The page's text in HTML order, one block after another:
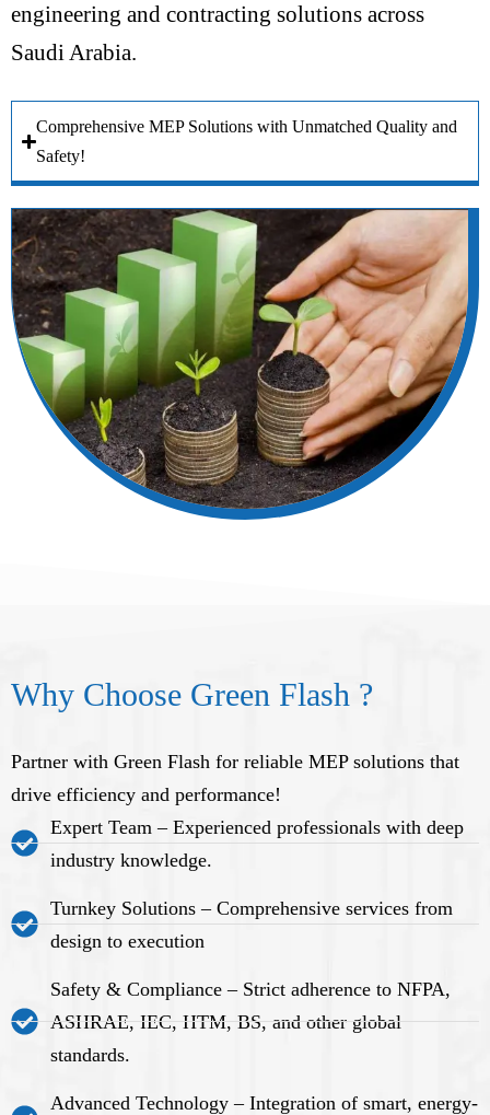
engineering and contracting solutions across
Saudi Arabia.
Comprehensive MEP Solutions with Unmatched Quality and
Safety!
Why Choose Green Flash ?
Partner with Green Flash for reliable MEP solutions that
drive efficiency and performance!
Expert Team – Experienced professionals with deep
industry knowledge.
Turnkey Solutions – Comprehensive services from
design to execution
Safety & Compliance – Strict adherence to NFPA,
ASHRAE, IEC, HTM, BS, and other global
standards.
Advanced Technology – Integration of smart, energy-